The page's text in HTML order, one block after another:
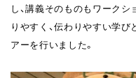
し、講義そのものもワーク
りやすく、伝わりやすい学
アーを行いました。